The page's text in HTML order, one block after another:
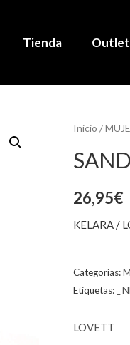
Tienda Outlet
Inicio /
26,95€
KELARA /
Categorías:
Etiquetas:
_
LOVETT